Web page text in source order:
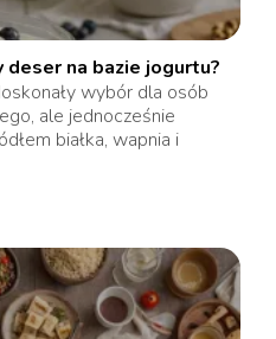
na bazie jogurtu?
wybór dla osób
ale jednocześnie
białka, wapnia i